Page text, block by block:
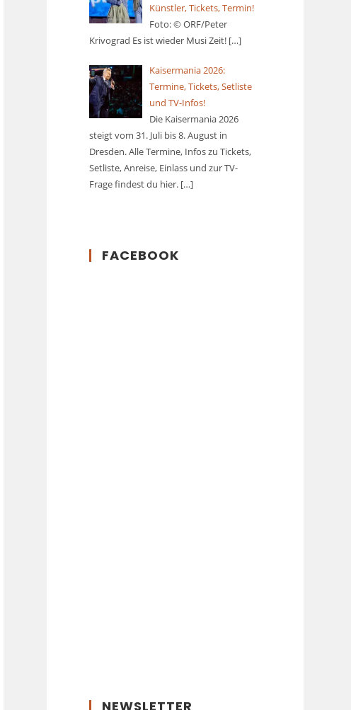
Künstler, Tickets, Termin!
Foto: © ORF/Peter
Krivograd Es ist wieder Musi Zeit! […]
Kaisermania 2026:
Termine, Tickets, Setliste
und TV-Infos!
Die Kaisermania 2026
steigt vom 31. Juli bis 8. August in
Dresden. Alle Termine, Infos zu Tickets,
Setliste, Anreise, Einlass und zur TV-
Frage findest du hier.[…]
FACEBOOK
NEWSLETTER